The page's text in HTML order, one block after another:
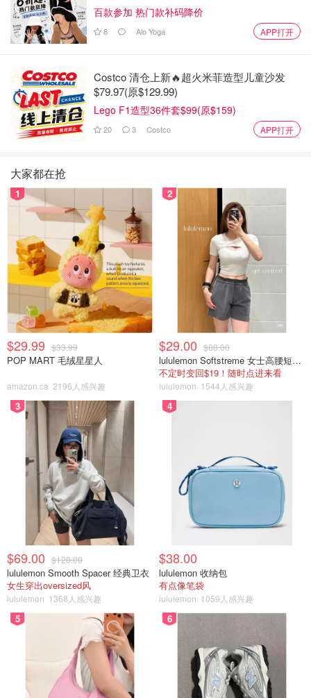
百款参加 热门款补码降价
8 Alo Yoga APP打开
Costco 清仓上新🔥超火米菲造型儿童沙发
$79.97(原$129.99)
Lego F1造型36件套$99(原$159)
20 3 Costco APP打开
大家都在抢
1
$29.99 $33.99
POP MART 毛绒星星人
amazon.ca 2196人感兴趣
2
$29.00 $88.00
lululemon Softstreme 女士高腰短裤 10cm
不定时变回$19！随时点进来看
lululemon 1544人感兴趣
3
$69.00 $128.00
lululemon Smooth Spacer 经典卫衣
女生穿出oversized风
lululemon 1368人感兴趣
4
$38.00
lululemon 收纳包
有点像笔袋
lululemon 1059人感兴趣
5 6